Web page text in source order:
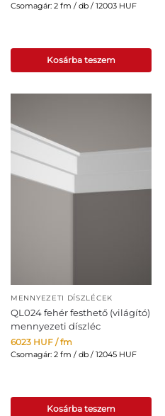
Csomagár: 2 fm / db / 12003 HUF
Kosárba teszem
MENNYEZETI DÍSZLÉCEK
QL024 fehér festhető (világító)
mennyezeti díszléc
6023 HUF / fm
Csomagár: 2 fm / db / 12045 HUF
Kosárba teszem